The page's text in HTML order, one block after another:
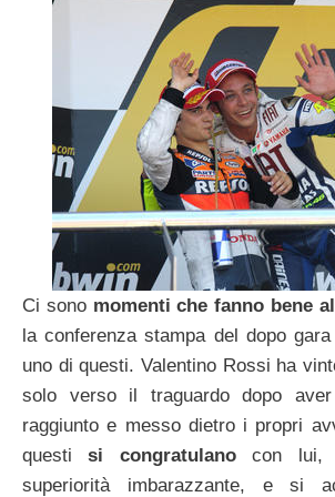
Ci sono momenti che fanno bene
la conferenza stampa del dopo
uno di questi. Valentino Rossi ha
solo verso il traguardo dopo aver
raggiunto e messo dietro i propri
questisi congratulanocon lui,
superiorità imbarazzante, e si